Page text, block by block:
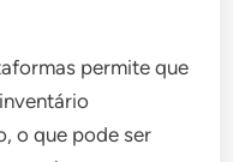
permite que
o que pode ser